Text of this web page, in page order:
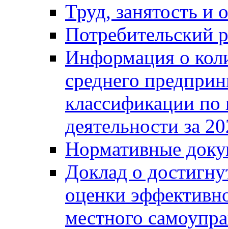
Труд, занятость и
Потребительский
Информация о
среднего
классификации
деятельности за
Нормативные
Доклад о
оценки
местного